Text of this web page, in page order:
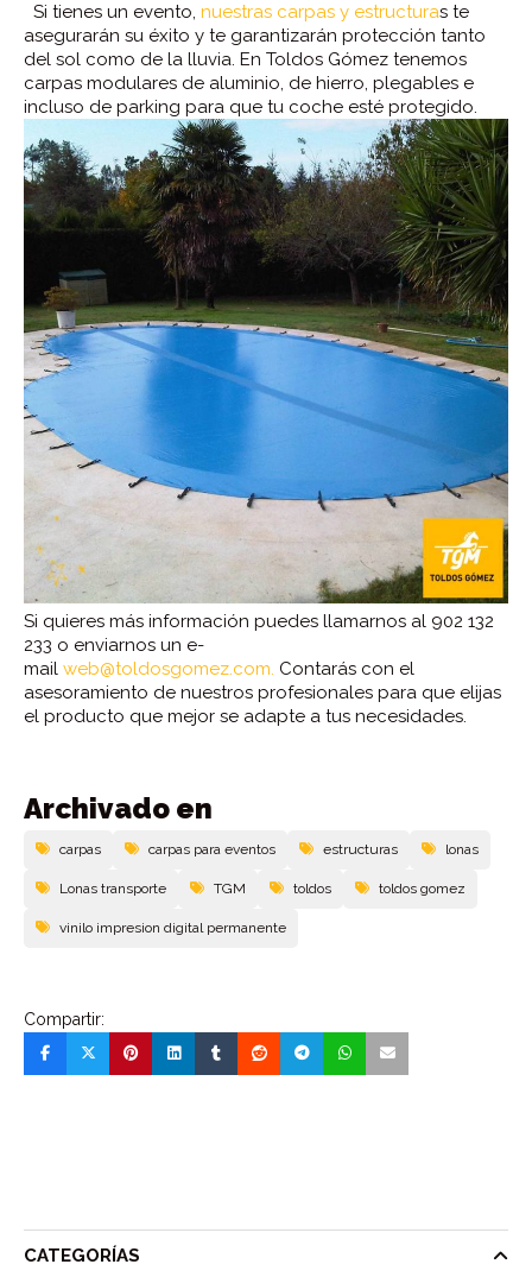
Si tienes un evento, nuestras carpas y estructuras te
asegurarán su éxito y te garantizarán protección tanto
del sol como de la lluvia. En Toldos Gómez tenemos
carpas modulares de aluminio, de hierro, plegables e
incluso de parking para que tu coche esté protegido.
Si quieres más información puedes llamarnos al 902 132
233 o enviarnos un e-
mail web@toldosgomez.com. Contarás con el
asesoramiento de nuestros profesionales para que elijas
el producto que mejor se adapte a tus necesidades.
Archivado en
carpas carpas para eventos estructuras lonas
Lonas transporte TGM toldos toldos gomez
vinilo impresion digital permanente
Compartir:
CATEGORÍAS